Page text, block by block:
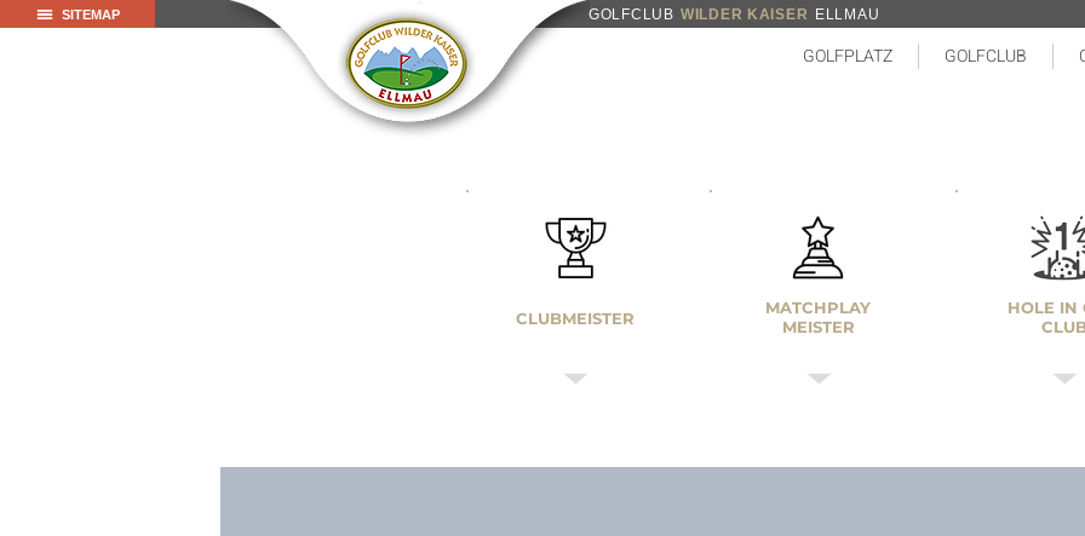
GOLFPLATZ GOLFCLUB
SITEMAP GOLFCLUB WILDER KAISER ELLMAU
CLUBMEISTER
MATCHPLAY
MEISTER
HOLE IN